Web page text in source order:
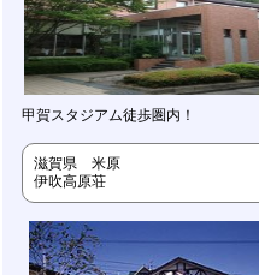
甲賀スタジアム徒歩圏内！
滋賀県 米原
伊吹高原荘